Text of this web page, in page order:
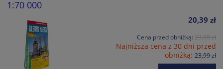
1:70 000
20,39 zł
Cena przed obniżką: 23,99 zł
Najniższa cena z 30 dni przed
obniżką: 23,99 zł